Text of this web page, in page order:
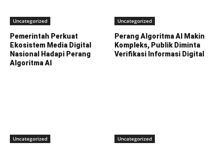
Uncategorized
Pemerintah Perkuat
Ekosistem Media Digital
Nasional Hadapi Perang
Algoritma AI
Uncategorized
Perang Algoritma AI Makin
Kompleks, Publik Diminta
Verifikasi Informasi Digital
Uncategorized Uncategorized